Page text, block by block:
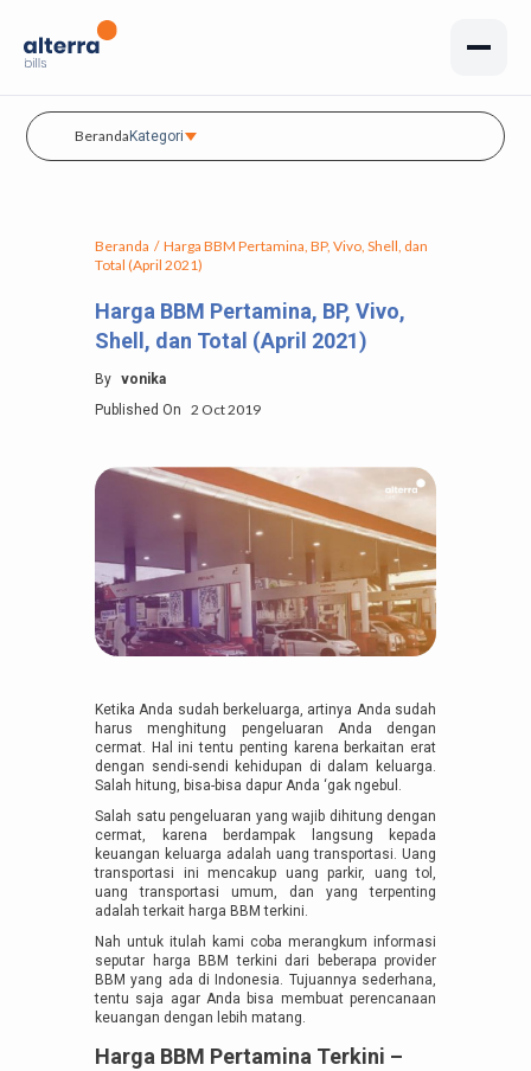
BerandaKategori
Beranda / Harga BBM Pertamina, BP, Vivo, Shell, dan
Total (April 2021)
Harga BBM Pertamina, BP, Vivo,
Shell, dan Total (April 2021)
By vonika
Published On
2 Oct 2019
Ketika Anda sudah berkeluarga, artinya Anda sudah
harus menghitung pengeluaran Anda dengan
cermat. Hal ini tentu penting karena berkaitan erat
dengan sendi-sendi kehidupan di dalam keluarga.
Salah hitung, bisa-bisa dapur Anda ‘gak ngebul.
Salah satu pengeluaran yang wajib dihitung dengan
cermat, karena berdampak langsung kepada
keuangan keluarga adalah uang transportasi. Uang
transportasi ini mencakup uang parkir, uang tol,
uang transportasi umum, dan yang terpenting
adalah terkait harga BBM terkini.
Nah untuk itulah kami coba merangkum informasi
seputar harga BBM terkini dari beberapa provider
BBM yang ada di Indonesia. Tujuannya sederhana,
tentu saja agar Anda bisa membuat perencanaan
keuangan dengan lebih matang.
Harga BBM Pertamina Terkini –